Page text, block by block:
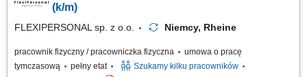
Rozmieszczanie towarów oraz obsługa magazynu wysokiego
(k/m)
FLEXIPERSONAL sp. z o.o. Niemcy, Rheine
pracownik fizyczny / pracowniczka fizyczna
umowa o pracę
tymczasową
pełny etat
Szukamy kilku pracowników